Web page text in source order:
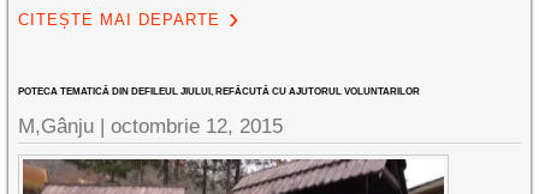
CITEȘTE MAI DEPARTE
POTECA TEMATICĂ DIN DEFILEUL JIULUI, REFĂCUTĂ CU AJUTORUL VOLUNTARILOR
M,Gânju |octombrie 12, 2015